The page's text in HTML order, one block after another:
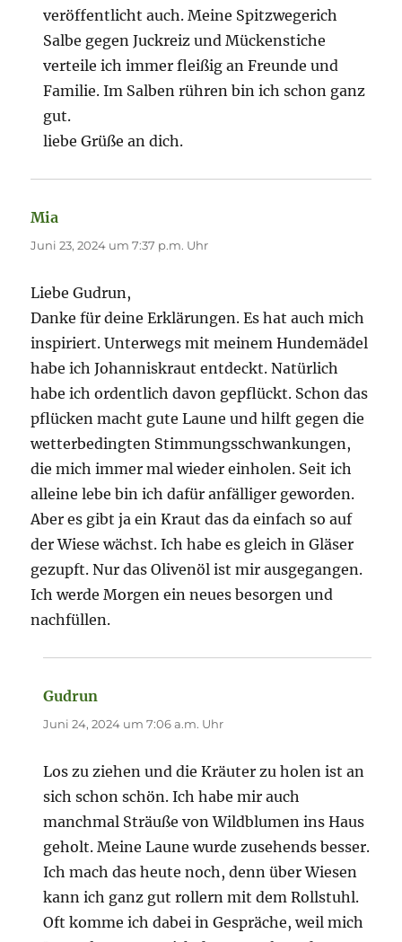
veröffentlicht auch. Meine Spitzwegerich
Salbe gegen Juckreiz und Mückenstiche
verteile ich immer fleißig an Freunde und
Familie. Im Salben rühren bin ich schon ganz
gut.
liebe Grüße an dich.
Mia
Juni 23, 2024 um 7:37 p.m. Uhr
Liebe Gudrun,
Danke für deine Erklärungen. Es hat auch mich
inspiriert. Unterwegs mit meinem Hundemädel
habe ich Johanniskraut entdeckt. Natürlich
habe ich ordentlich davon gepflückt. Schon das
pflücken macht gute Laune und hilft gegen die
wetterbedingten Stimmungsschwankungen,
die mich immer mal wieder einholen. Seit ich
alleine lebe bin ich dafür anfälliger geworden.
Aber es gibt ja ein Kraut das da einfach so auf
der Wiese wächst. Ich habe es gleich in Gläser
gezupft. Nur das Olivenöl ist mir ausgegangen.
Ich werde Morgen ein neues besorgen und
nachfüllen.
Gudrun
Juni 24, 2024 um 7:06 a.m. Uhr
Los zu ziehen und die Kräuter zu holen ist an
sich schon schön. Ich habe mir auch
manchmal Sträuße von Wildblumen ins Haus
geholt. Meine Laune wurde zusehends besser.
Ich mach das heute noch, denn über Wiesen
kann ich ganz gut rollern mit dem Rollstuhl.
Oft komme ich dabei in Gespräche, weil mich